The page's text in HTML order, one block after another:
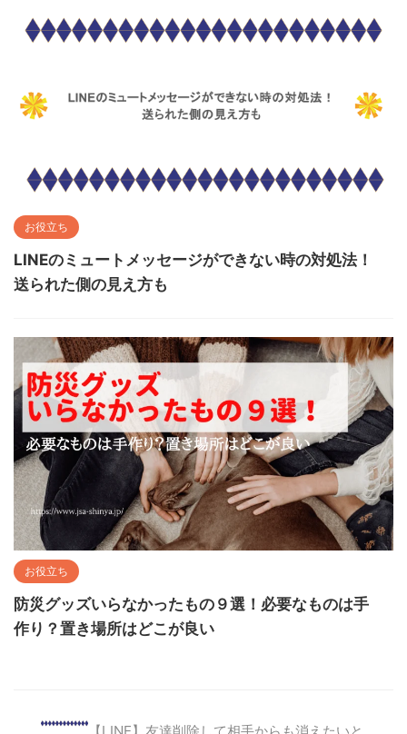
お役立ち
LINEのミュートメッセージができない時の対処法！
送られた側の見え方も
お役立ち
防災グッズいらなかったもの９選！必要なものは手
作り？置き場所はどこが良い